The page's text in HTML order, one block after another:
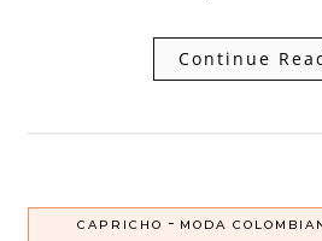
Continue
CAPRICHO - MODA